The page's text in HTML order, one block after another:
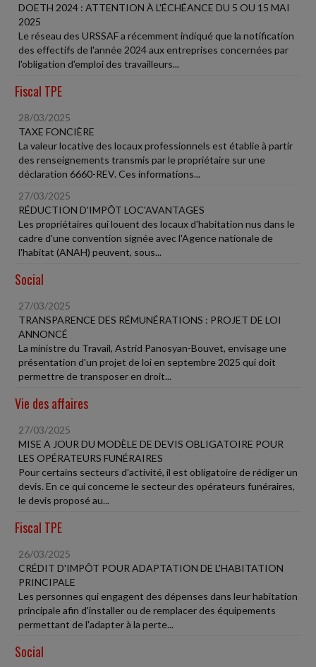
DOETH 2024 : ATTENTION À L'ÉCHÉANCE DU 5 OU 15 MAI
2025
Le réseau des URSSAF a récemment indiqué que la notification
des effectifs de l'année 2024 aux entreprises concernées par
l'obligation d'emploi des travailleurs...
Fiscal TPE
28/03/2025
TAXE FONCIÈRE
La valeur locative des locaux professionnels est établie à partir
des renseignements transmis par le propriétaire sur une
déclaration 6660-REV. Ces informations...
27/03/2025
RÉDUCTION D'IMPÔT LOC'AVANTAGES
Les propriétaires qui louent des locaux d'habitation nus dans le
cadre d'une convention signée avec l'Agence nationale de
l'habitat (ANAH) peuvent, sous...
Social
27/03/2025
TRANSPARENCE DES RÉMUNÉRATIONS : PROJET DE LOI
ANNONCÉ
La ministre du Travail, Astrid Panosyan-Bouvet, envisage une
présentation d'un projet de loi en septembre 2025 qui doit
permettre de transposer en droit...
Vie des affaires
27/03/2025
MISE A JOUR DU MODÈLE DE DEVIS OBLIGATOIRE POUR
LES OPÉRATEURS FUNÉRAIRES
Pour certains secteurs d'activité, il est obligatoire de rédiger un
devis. En ce qui concerne le secteur des opérateurs funéraires,
le devis proposé au...
Fiscal TPE
26/03/2025
CRÉDIT D'IMPÔT POUR ADAPTATION DE L'HABITATION
PRINCIPALE
Les personnes qui engagent des dépenses dans leur habitation
principale afin d'installer ou de remplacer des équipements
permettant de l'adapter à la perte...
Social